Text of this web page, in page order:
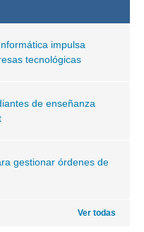
impulsa
tecnológicas
de enseñanza
gestionar órdenes de
Ver todas